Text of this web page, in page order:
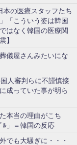
本の医療スタッフたち
「こういう姿は韓国
はなく韓国の医療関
】
儀屋さんみたいにな
人審判らに不謹慎接
成っていた事が明ら
本当の理由がこち
」＝韓国の反応
でも大騒ぎに・・・